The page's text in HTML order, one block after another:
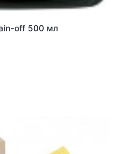
off 500 мл